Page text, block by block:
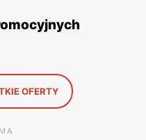
OFERTY